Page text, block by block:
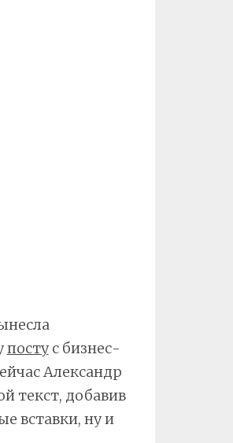
постус бизнес-
Александр
текст, добавив
вставки, ну и